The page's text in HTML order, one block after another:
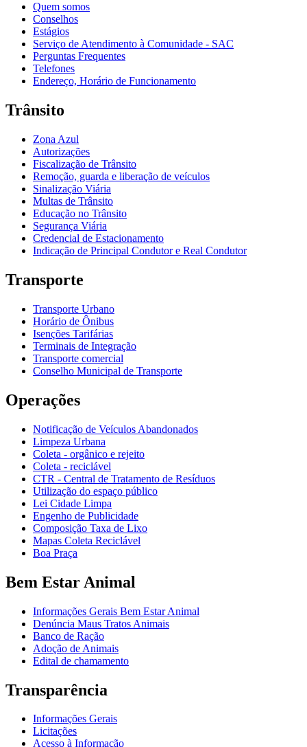
Quem somos
Conselhos
Estágios
Serviço de Atendimento à Comunidade - SAC
Perguntas Frequentes
Telefones
Endereço, Horário de Funcionamento
Trânsito
Zona Azul
Autorizações
Fiscalização de Trânsito
Remoção, guarda e liberação de veículos
Sinalização Viária
Multas de Trânsito
Educação no Trânsito
Segurança Viária
Credencial de Estacionamento
Indicação de Principal Condutor e Real Condutor
Transporte
Transporte Urbano
Horário de Ônibus
Isenções Tarifárias
Terminais de Integração
Transporte comercial
Conselho Municipal de Transporte
Operações
Notificação de Veículos Abandonados
Limpeza Urbana
Coleta - orgânico e rejeito
Coleta - reciclável
CTR - Central de Tratamento de Resíduos
Utilização do espaço público
Lei Cidade Limpa
Engenho de Publicidade
Composição Taxa de Lixo
Mapas Coleta Reciclável
Boa Praça
Bem Estar Animal
Informações Gerais Bem Estar Animal
Denúncia Maus Tratos Animais
Banco de Ração
Adoção de Animais
Edital de chamamento
Transparência
Informações Gerais
Licitações
Acesso à Informação